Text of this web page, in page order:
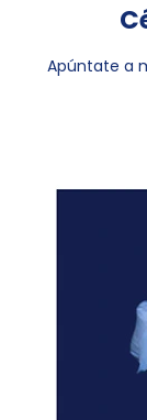
Apúntate a